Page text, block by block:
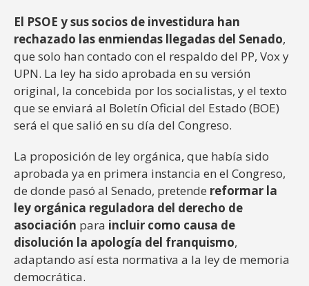
El PSOE y sus socios de investidura han
rechazado las enmiendas llegadas del Senado,
que solo han contado con el respaldo del PP, Vox y
UPN. La ley ha sido aprobada en su versión
original, la concebida por los socialistas, y el texto
que se enviará al Boletín Oficial del Estado (BOE)
será el que salió en su día del Congreso.
La proposición de ley orgánica, que había sido
aprobada ya en primera instancia en el Congreso,
de donde pasó al Senado, pretende reformar la
ley orgánica reguladora del derecho de
asociación para incluir como causa de
disolución la apología del franquismo,
adaptando así esta normativa a la ley de memoria
democrática.